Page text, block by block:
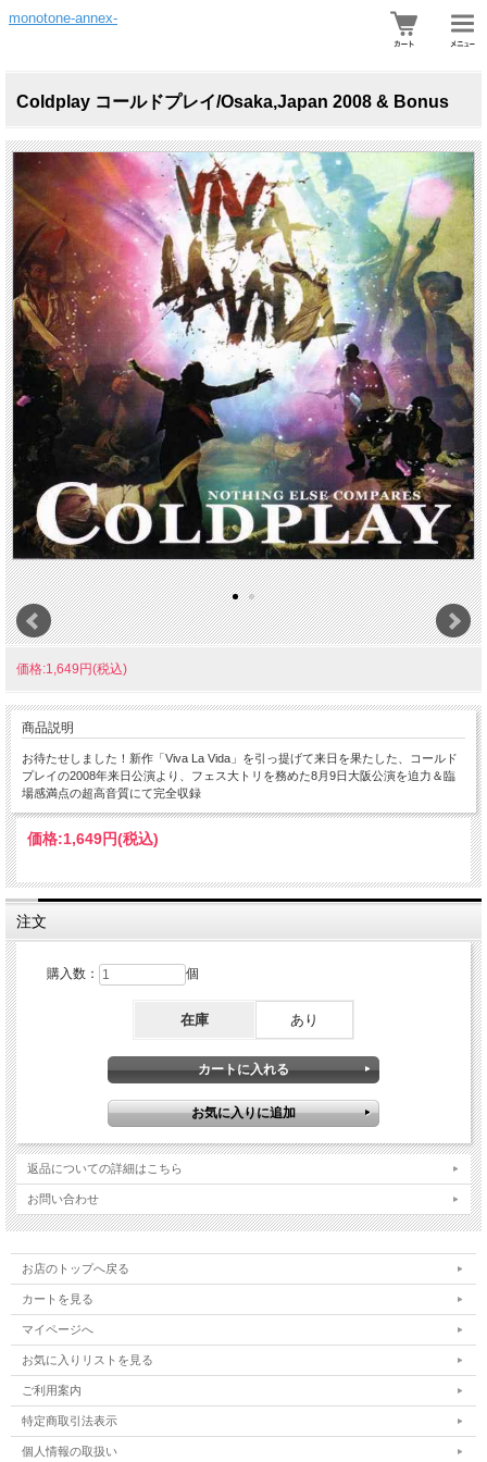
monotone-annex-
Coldplay コールドプレイ/Osaka,Japan 2008 & Bonus
価格:1,649円(税込)
商品説明
お待たせしました！新作「Viva La Vida」を引っ提げて来日を果たした、コールド
プレイの2008年来日公演より、フェス大トリを務めた8月9日大阪公演を迫力＆臨
場感満点の超高音質にて完全収録
価格:1,649円(税込)
注文
購入数： 個
在庫 あり
返品についての詳細はこちら
お問い合わせ
お店のトップへ戻る
カートを見る
マイページへ
お気に入りリストを見る
ご利用案内
特定商取引法表示
個人情報の取扱い